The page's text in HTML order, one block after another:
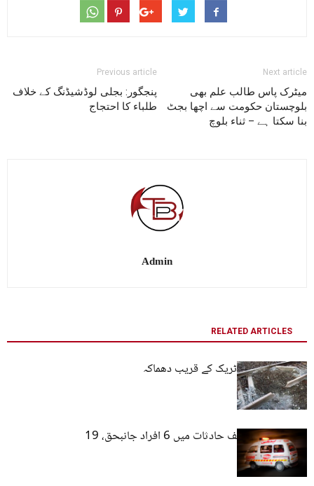
Previous article
پنجگور: بجلی لوڈشیڈنگ کے خلاف
طلباء کا احتجاج
Next article
میٹرک پاس طالب علم بھی
بلوچستان حکومت سے اچھا بجٹ
بنا سکتا ہے – ثناء بلوچ
Admin
RELATED ARTICLES
مستونگ :ریلوے ٹریک کے قریب دھماکہ
بلوچستان : مختلف حادثات میں 6 افراد جانبحق، 19
زخمی